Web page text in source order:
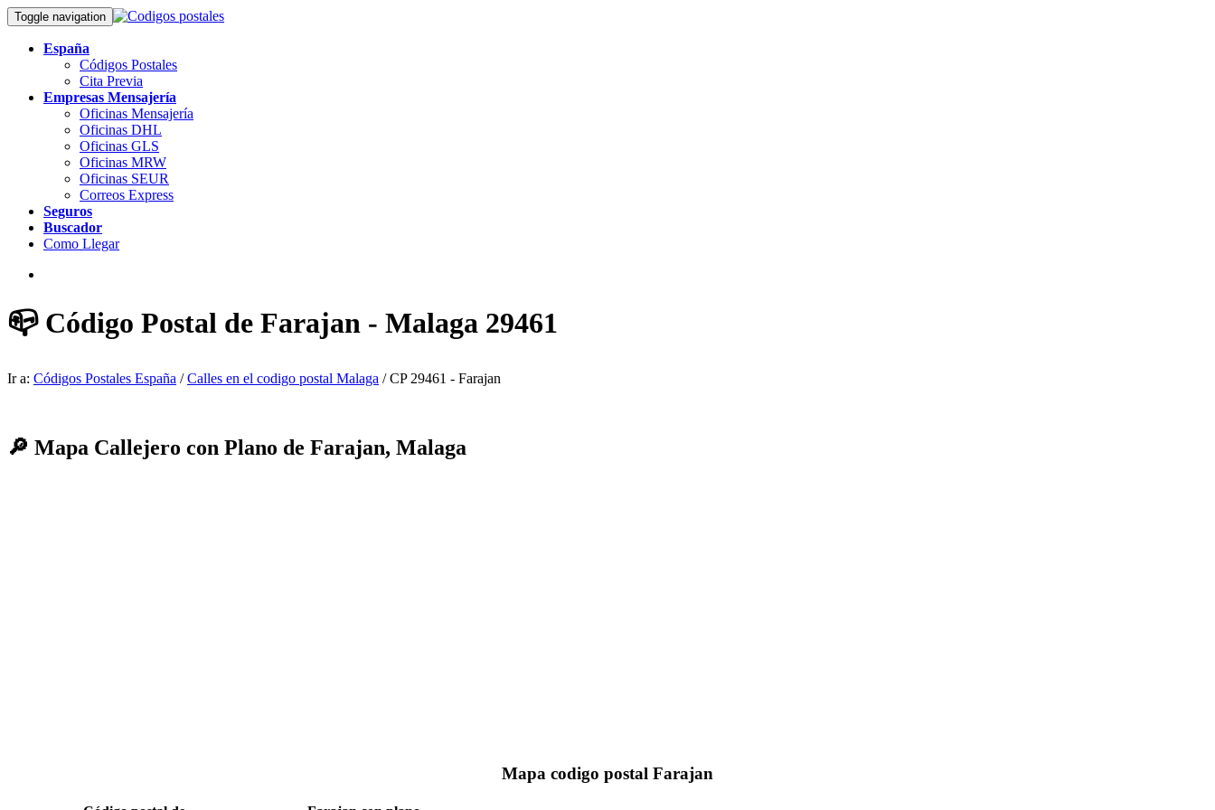
Toggle navigation
España
Códigos Postales
Cita Previa
Empresas Mensajería
Oficinas Mensajería
Oficinas DHL
Oficinas GLS
Oficinas MRW
Oficinas SEUR
Correos Express
Seguros
Buscador
Como Llegar
📪 Código Postal de Farajan - Malaga 29461
Ir a: Códigos Postales España /Calles en el codigo postal Malaga / CP 29461 - Farajan
🔎 Mapa Callejero con Plano de Farajan, Malaga
Mapa codigo postal Farajan